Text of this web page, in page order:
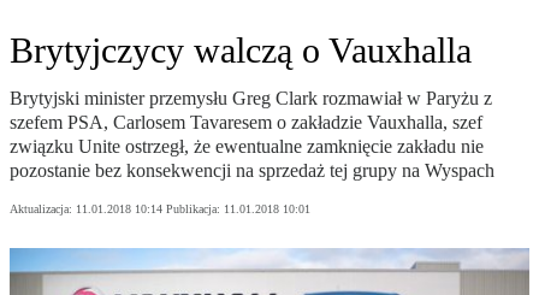
Brytyjczycy walczą o Vauxhalla
Brytyjski minister przemysłu Greg Clark rozmawiał w Paryżu z
szefem PSA, Carlosem Tavaresem o zakładzie Vauxhalla, szef
związku Unite ostrzegł, że ewentualne zamknięcie zakładu nie
pozostanie bez konsekwencji na sprzedaż tej grupy na Wyspach
Aktualizacja: 11.01.2018 10:14 Publikacja: 11.01.2018 10:01